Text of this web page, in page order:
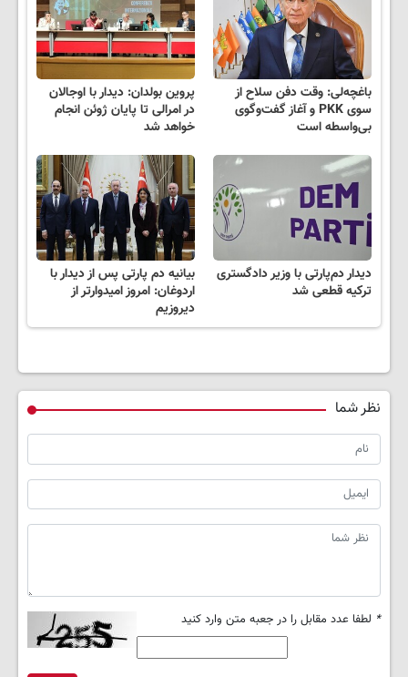
باغچه‌لی: وقت دفن سلاح از
سوی PKK و آغاز گفت‌وگوی
بی‌واسطه است
پروین بولدان: دیدار با اوجالان
در امرالی تا پایان ژوئن انجام
خواهد شد
دیدار دم‌پارتی با وزیر دادگستری
ترکیه قطعی شد
بیانیه دم پارتی پس از دیدار با
اردوغان: امروز امیدوارتر از
دیروزیم
نظر شما
* لطفا عدد مقابل را در جعبه متن وارد کنید